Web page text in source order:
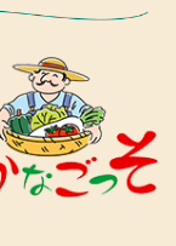
らせについて